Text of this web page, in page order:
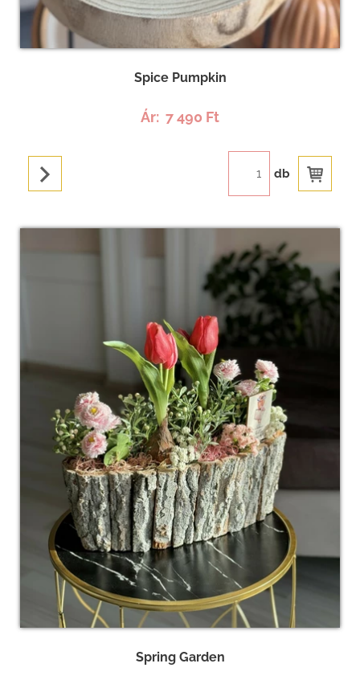
Spice Pumpkin
Ár: 7 490 Ft
db
Spring Garden